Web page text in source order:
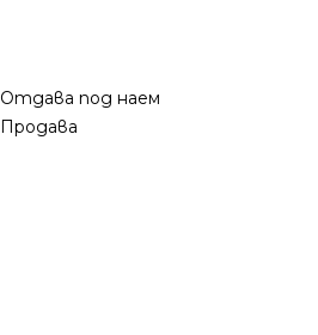
Отдава под наем
Продава